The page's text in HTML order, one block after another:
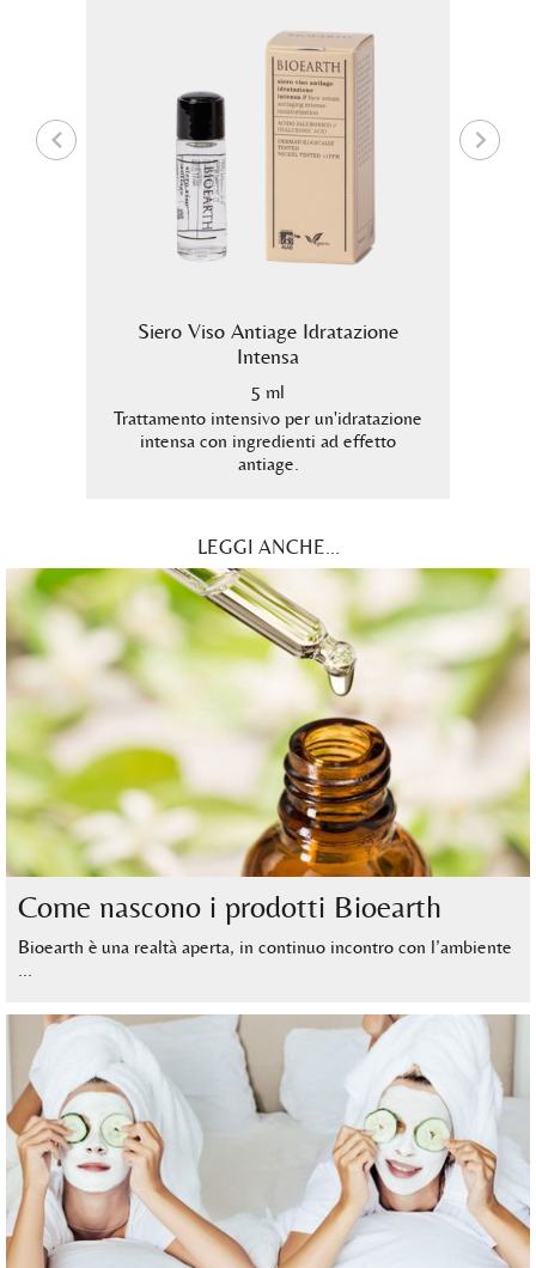
Siero Viso Antiage Idratazione
Intensa
5 ml
Trattamento intensivo per un'idratazione
intensa con ingredienti ad effetto
antiage.
LEGGI ANCHE...
Come nascono i prodotti Bioearth
Bioearth è una realtà aperta, in continuo incontro con l’ambiente